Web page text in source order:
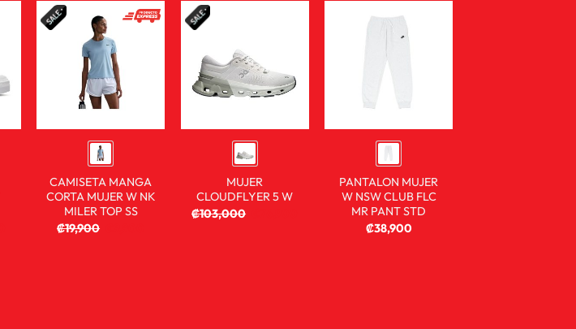
CAMISETA MANGA
CORTA MUJER W NK
MILER TOP SS
₡19,900
MUJER
CLOUDFLYER 5 W
₡103,000
PANTALON MUJER
W NSW CLUB FLC
MR PANT STD
₡38,900